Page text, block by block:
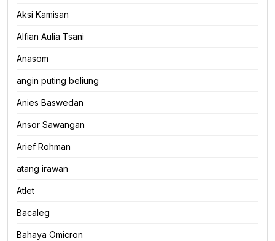
Aksi Kamisan
Alfian Aulia Tsani
Anasom
angin puting beliung
Anies Baswedan
Ansor Sawangan
Arief Rohman
atang irawan
Atlet
Bacaleg
Bahaya Omicron